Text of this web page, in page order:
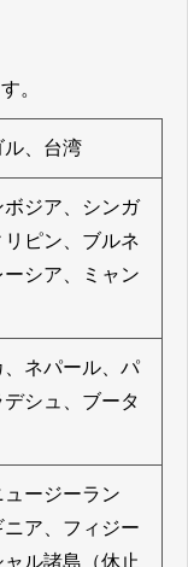
。
ル、台湾
ジア、シンガ
ピン、ブルネ
シア、ミャン
ネパール、パ
シュ、ブータ
ージーラン
ニア、フィジー
ャル諸島（休止